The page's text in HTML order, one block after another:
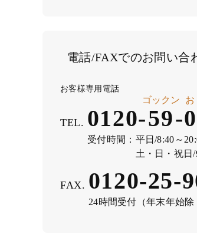
電話/FAXでのお問い合
お客様専用電話
TEL. 0120-59
ゴックン
-
受付時間： 平日/8:40～
土・日・祝日
FAX. 0120-25-
24時間受付（年末年始除